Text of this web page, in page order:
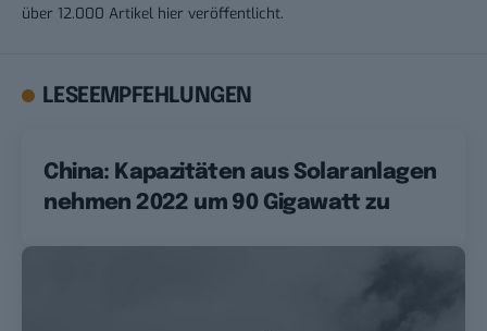
über 12.000 Artikel hier veröffentlicht.
LESEEMPFEHLUNGEN
China: Kapazitäten aus Solaranlagen
nehmen 2022 um 90 Gigawatt zu